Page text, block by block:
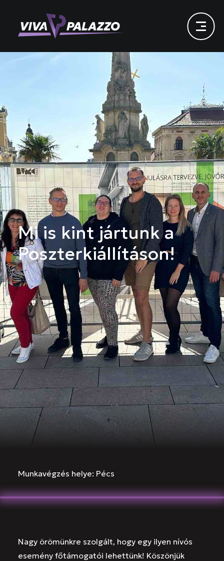
Mi is kint jártunk a
Poszterkiállításon!
Munkavégzés helye: Pécs
Nagy örömünkre szolgált, hogy egy ilyen nívós
esemény főtámogatói lehettünk! Köszönjük